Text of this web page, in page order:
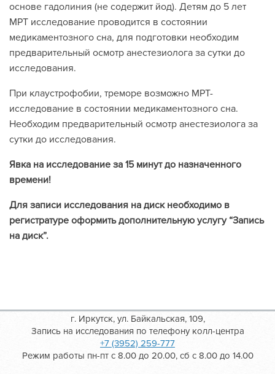
основе гадолиния (не содержит йод). Детям до 5 лет
МРТ исследование проводится в состоянии
медикаментозного сна, для подготовки необходим
предварительный осмотр анестезиолога за сутки до
исследования.
При клаустрофобии, треморе возможно МРТ-
исследование в состоянии медикаментозного сна.
Необходим предварительный осмотр анестезиолога за
сутки до исследования.
Явка на исследование за 15 минут до назначенного
времени!
Для записи исследования на диск необходимо в
регистратуре оформить дополнительную услугу “Запись
на диск”.
г. Иркутск, ул. Байкальская, 109,
Запись на исследования по телефону колл-центра
+7 (3952) 259-777
Режим работы пн-пт с 8.00 до 20.00, сб с 8.00 до 14.00